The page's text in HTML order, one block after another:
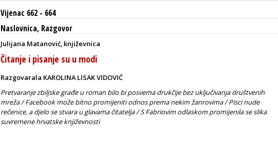
Vijenac 662 - 664
Naslovnica, Razgovor
Julijana Matanović, književnica
Čitanje i pisanje su u modi
Razgovarala KAROLINA LISAK VIDOVIĆ
Pretvaranje zbiljske građe u roman bilo bi posvema drukčije bez uključivanja društvenih
mreža / Facebook može bitno promijeniti odnos prema nekim žanrovima / Pisci nude
rečenice, a djelo se stvara u glavama čitatelja / S Fabriovim odlaskom promijenila se slika
suvremene hrvatske književnosti